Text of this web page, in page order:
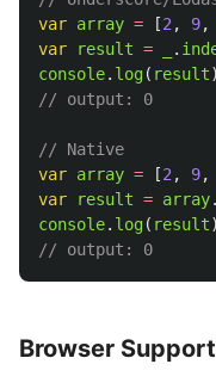
var array = [2 , 9,
var
result = .
console. log( result
// output: 0
// Native
var array = [2 , 9,
var
result = array.
console. log( result
// output: 0
Browser Support